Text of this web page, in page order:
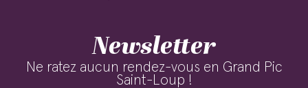
Newsletter
Ne ratez aucun rendez-vous en Grand Pic
Saint-Loup !